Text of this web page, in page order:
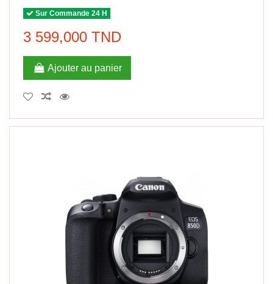
Sur Commande 24 H
3 599,000 TND
Ajouter au panier